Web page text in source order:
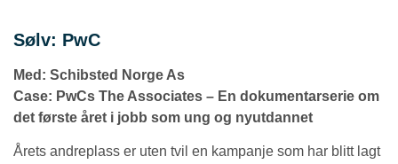
Sølv: PwC
Med: Schibsted Norge As
Case: PwCs The Associates – En dokumentarserie om
det første året i jobb som ung og nyutdannet
Årets andreplass er uten tvil en kampanje som har blitt lagt